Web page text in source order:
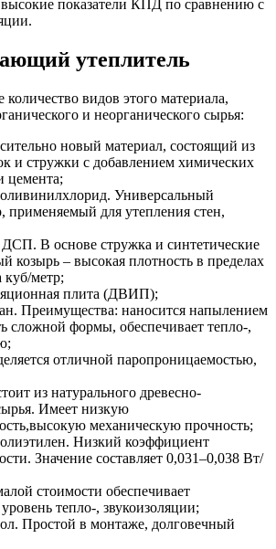
высокие показатели КПД по сравнению с
утеплитель
видов этого материала,
и неорганического сырья:
новый материал, состоящий из
и стружки с добавлением химических
цемента;
Универсальный
применяемый для утепления стен,
ДСП. В основе стружка и синтетические
козырь – высокая плотность в пределах
куб/метр;
плита (ДВИП);
Преимущества: наносится напылением
сложной формы, обеспечивает тепло-,
отличной паропроницаемостью,
из натурального древесно-
Имеет низкую
механическую прочность;
Низкий коэффициент
Значение составляет 0,031–0,038 Вт/
стоимости обеспечивает
тепло-, звукоизоляции;
Простой в монтаже, долговечный